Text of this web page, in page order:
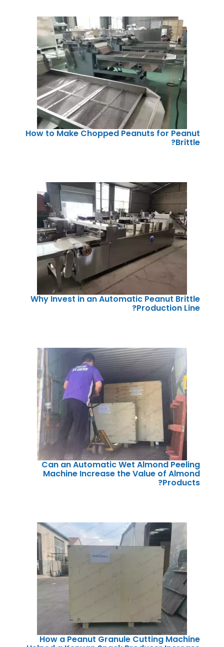
How to Make Chopped Peanuts for Peanut
Brittle?
Why Invest in an Automatic Peanut Brittle
Production Line?
Can an Automatic Wet Almond Peeling
Machine Increase the Value of Almond
Products?
How a Peanut Granule Cutting Machine